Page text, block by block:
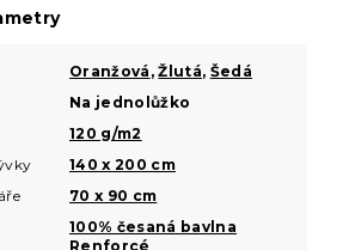
Oranžová ,Žlutá, Šedá
Na jednolůžko
120 g/m2
140 x 200 cm
70 x 90 cm
100% česaná bavlna
Renforcé